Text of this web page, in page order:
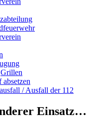
Grillen
/ Ausfall der 112
Einsatz…